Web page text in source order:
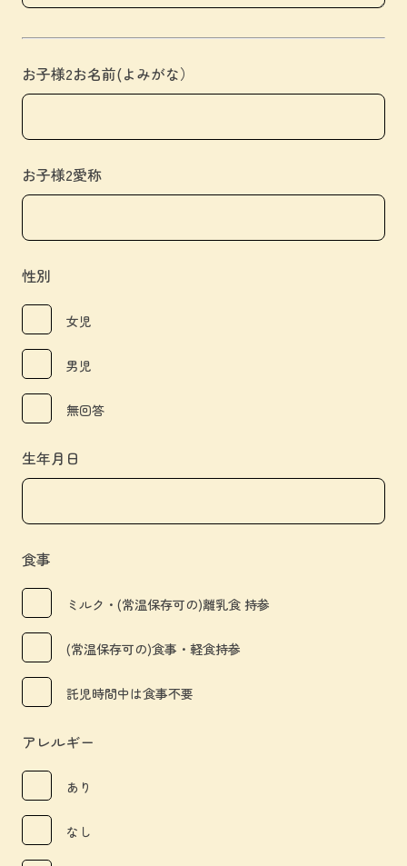
お子様2お名前(よみがな）
お子様2愛称
性別
女児
男児
無回答
生年月日
食事
ミルク・(常温保存可の)離乳食 持参
(常温保存可の)食事・軽食持参
託児時間中は食事不要
アレルギー
あり
なし